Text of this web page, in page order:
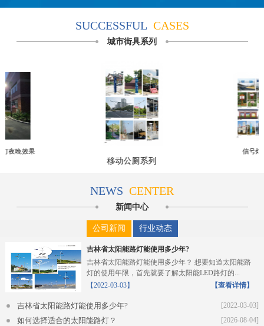
SUCCESSFUL CASES
城市街具系列
灯夜晚效果
移动公厕系列
信号灯
NEWS CENTER
新闻中心
公司新闻 行业动态
吉林省太阳能路灯能使用多少年?
吉林省太阳能路灯能使用多少年？ 想要知道太阳能路
灯的使用年限，首先就要了解太阳能LED路灯的...
【2022-03-03】
【查看详情】
[2022-03-03]
吉林省太阳能路灯能使用多少年?
[2026-08-04]
如何选择适合的太阳能路灯？